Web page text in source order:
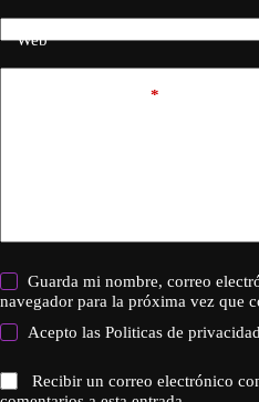
Web
*
Guarda mi nombre, correo
navegador para la próxima vez que
Acepto lasPoliticas de privacidad
Recibir un correo electrónico